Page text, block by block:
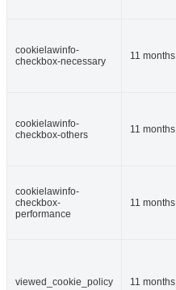
cookielawinfo-
checkbox-necessary
11 months
cookielawinfo-
checkbox-others
11 months
cookielawinfo-
checkbox-
performance
11 months
viewed_cookie_policy 11 months